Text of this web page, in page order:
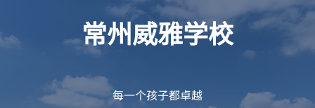
常州威雅学校
每一个孩子都卓越